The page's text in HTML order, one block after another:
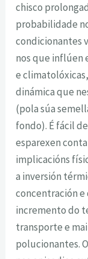
chisco
probabilidade
condicionantes
nos que inflúen
e
dinámica que
(pola súa
fondo). É fácil
esparexen
implicacións
a inversión
concentración
incremento do
transporte e
polucionantes.